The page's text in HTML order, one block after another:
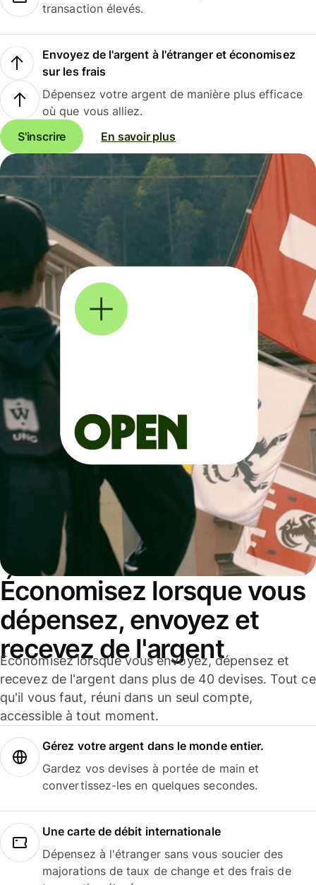
transaction élevés.
Envoyez de l'argent à l'étranger et économisez
sur les frais
Dépensez votre argent de manière plus efficace
où que vous alliez.
S'inscrire
En savoir plus
Économisez lorsque vous
dépensez, envoyez et
recevez de l'argent
Économisez lorsque vous envoyez, dépensez et
recevez de l'argent dans plus de 40 devises. Tout ce
qu'il vous faut, réuni dans un seul compte,
accessible à tout moment.
Gérez votre argent dans le monde entier.
Gardez vos devises à portée de main et
convertissez-les en quelques secondes.
Une carte de débit internationale
Dépensez à l'étranger sans vous soucier des
majorations de taux de change et des frais de